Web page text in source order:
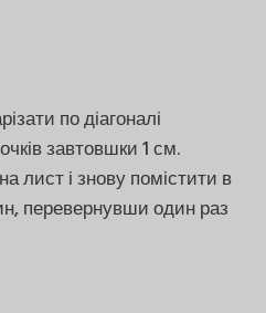
по діагоналі
завтовшки 1 см.
лист і знову помістити в
перевернувши один раз